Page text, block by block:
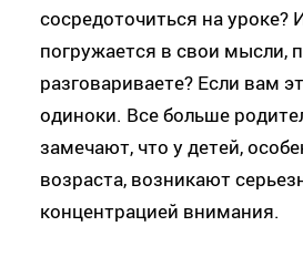
сосредоточиться на уроке?
погружается в свои мысли,
разговариваете? Если вам
одиноки. Все больше
замечают, что у детей,
возраста, возникают
концентрацией внимания.